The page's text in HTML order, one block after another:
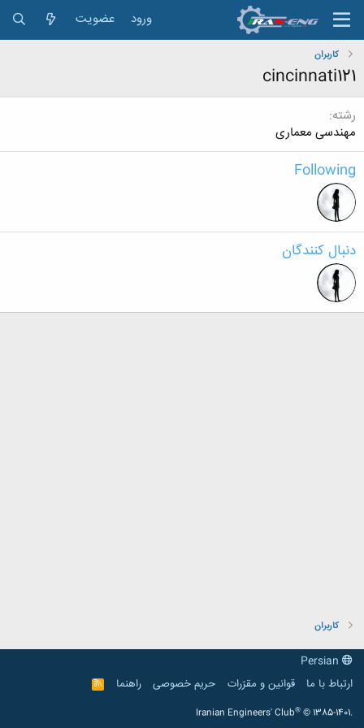
ورود عضویت
کاربران
cincinnati121
رشته
مهندسی معماری
Following
دنبال کنندگان
کاربران
ارتباط با ما
قوانین و مقرّرات حریم خصوصی راهنما
R
S
Iranian Engineers' Club® © 1385-1401.